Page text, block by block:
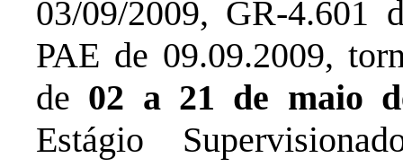
03/09/2009, GR-4.601
PAE de 09.09.2009,
de 02 a 21 de maio
Estágio